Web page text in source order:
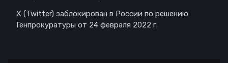
X (Twitter) заблокирован в России по решению
Генпрокуратуры от 24 февраля 2022 г.